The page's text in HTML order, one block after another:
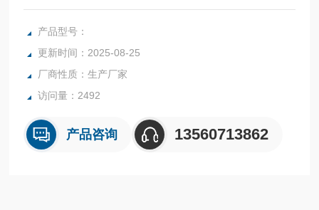
叶，食品、肉类以及纺织，农林、造纸、橡胶、塑胶、纺织等
行业中的实验室与生产过程中。同时满足固体、颗粒、粉末、
司始终立志于为用户提供多用途，多性能的高质量产品，为您
打造快速，准确，物超所值的水分测定仪**。
产品型号：
更新时间：2025-08-25
厂商性质：生产厂家
访问量：2492
产品咨询 13560713862